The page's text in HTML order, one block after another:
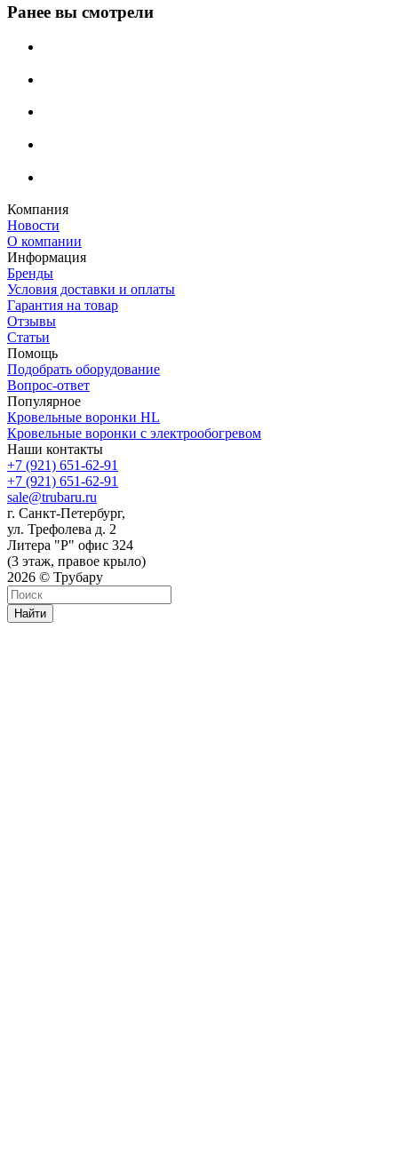
Ранее вы смотрели
Компания
Новости
О компании
Информация
Бренды
Условия доставки и оплаты
Гарантия на товар
Отзывы
Статьи
Помощь
Подобрать оборудование
Вопрос-ответ
Популярное
Кровельные воронки HL
Кровельные воронки с электрообогревом
Наши контакты
+7 (921) 651-62-91
+7 (921) 651-62-91
sale@trubaru.ru
г. Санкт-Петербург,
ул. Трефолева д. 2
Литера "Р" офис 324
(3 этаж, правое крыло)
2026 © Трубару
Найти